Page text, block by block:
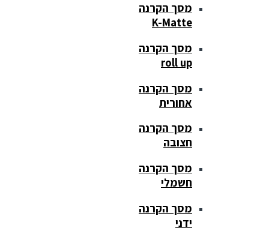
מסך הקרנה
K-Matte
מסך הקרנה
roll up
מסך הקרנה
אחורית
מסך הקרנה
חצובה
מסך הקרנה
חשמלי
מסך הקרנה
ידני